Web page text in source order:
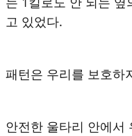
고 있었다.
패턴은 우리를 보호하
안전한 울타리 안에서